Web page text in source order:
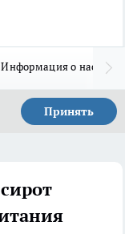
Информация о нас
Принять